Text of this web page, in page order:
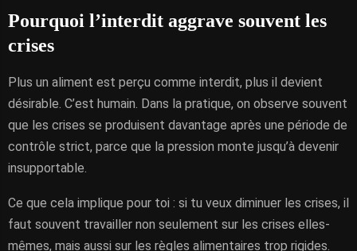
Pourquoi l’interdit aggrave souvent les
crises
Plus un aliment est perçu comme interdit, plus il devient
désirable. C’est humain. Dans la pratique, on observe souvent
que les crises se produisent davantage après une période de
contrôle strict, parce que la pression monte jusqu’à devenir
insupportable.
Ce que cela implique pour toi : si tu veux diminuer les crises, il
faut souvent travailler non seulement sur les crises elles-
mêmes, mais aussi sur les règles alimentaires trop rigides.